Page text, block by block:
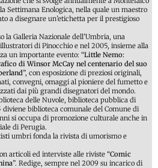
Settimana Enologica, nella quale un maestro
a disegnare un’etichetta per il prestigioso
la Galleria Nazionale dell’Umbria, una
di Pinocchio e nel 2005, insieme alla
un importante evento: “Little Nemo:
di Winsor McCay nel centenario del suo
”, con esposizione di preziosi originali,
convegni, omaggi al pioniere del fumetto e
dai più grandi disegnatori del mondo.
delle Nuvole, biblioteca pubblica di
biblioteca comunale del Comune di
si occupa di promozione culturale anche in
di Perugia.
umbri fonda la rivista di umorismo e
articoli ed interviste alle riviste “Comic
”. Redige, sempre nel 2009 su incarico di